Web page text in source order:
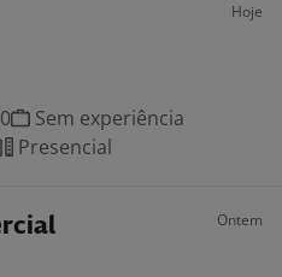
Hoje
Sem experiência
Presencial
Ontem